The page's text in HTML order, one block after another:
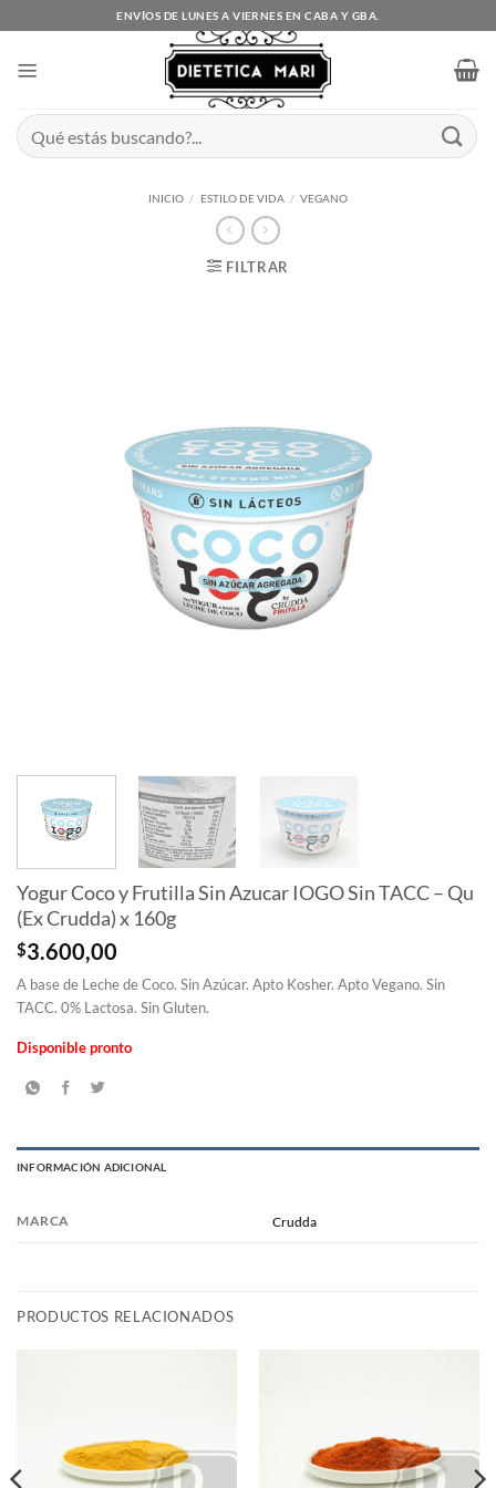
al
ENVÍOS DE LUNES A VIERNES EN CABA Y GBA.
Buscar
por:
INICIO / ESTILO DE VIDA / VEGANO
FILTRAR
Yogur Coco y Frutilla Sin Azucar IOGO Sin TACC – Qu
(Ex Crudda) x 160g
$3.600,00
A base de Leche de Coco. Sin Azúcar. Apto Kosher. Apto Vegano. Sin
TACC. 0% Lactosa. Sin Gluten.
Disponible pronto
INFORMACIÓN ADICIONAL
MARCA Crudda
PRODUCTOS RELACIONADOS